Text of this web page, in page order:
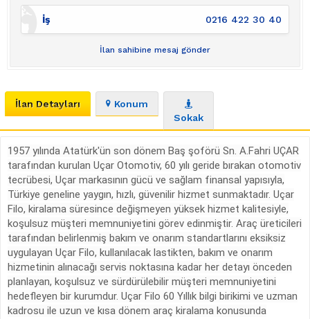
İş 0216 422 30 40
İlan sahibine mesaj gönder
İlan Detayları
Konum
Sokak
1957 yılında Atatürk'ün son dönem Baş şoförü Sn. A.Fahri UÇAR
tarafından kurulan Uçar Otomotiv, 60 yılı geride bırakan otomotiv
tecrübesi, Uçar markasının gücü ve sağlam finansal yapısıyla,
Türkiye geneline yaygın, hızlı, güvenilir hizmet sunmaktadır. Uçar
Filo, kiralama süresince değişmeyen yüksek hizmet kalitesiyle,
koşulsuz müşteri memnuniyetini görev edinmiştir. Araç üreticileri
tarafından belirlenmiş bakım ve onarım standartlarını eksiksiz
uygulayan Uçar Filo, kullanılacak lastikten, bakım ve onarım
hizmetinin alınacağı servis noktasına kadar her detayı önceden
planlayan, koşulsuz ve sürdürülebilir müşteri memnuniyetini
hedefleyen bir kurumdur. Uçar Filo 60 Yıllık bilgi birikimi ve uzman
kadrosu ile uzun ve kısa dönem araç kiralama konusunda